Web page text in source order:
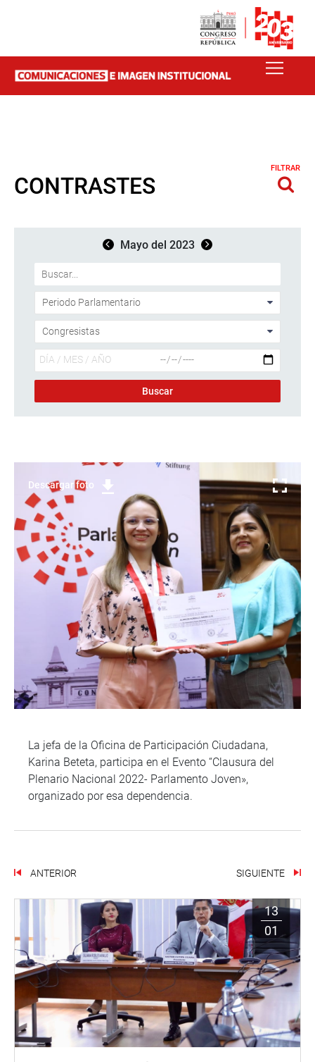
CONTRASTES
FILTRAR
Mayo del 2023
Descargar foto
La jefa de la Oficina de Participación Ciudadana,
Karina Beteta, participa en el Evento “Clausura del
Plenario Nacional 2022- Parlamento Joven»,
organizado por esa dependencia.
ANTERIOR SIGUIENTE
13
01